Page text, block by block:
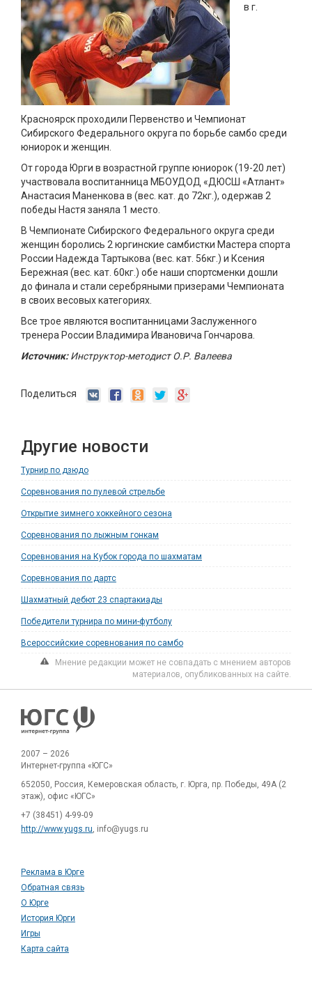
в г.
Красноярск проходили Первенство и Чемпионат
Сибирского Федерального округа по борьбе самбо среди
юниорок и женщин.
От города Юрги в возрастной группе юниорок (19-20 лет)
участвовала воспитанница МБОУДОД «ДЮСШ «Атлант»
Анастасия Маненкова в (вес. кат. до 72кг.), одержав 2
победы Настя заняла 1 место.
В Чемпионате Сибирского Федерального округа среди
женщин боролись 2 юргинские самбистки Мастера спорта
России Надежда Тартыкова (вес. кат. 56кг.) и Ксения
Бережная (вес. кат. 60кг.) обе наши спортсменки дошли
до финала и стали серебряными призерами Чемпионата
в своих весовых категориях.
Все трое являются воспитанницами Заслуженного
тренера России Владимира Ивановича Гончарова.
Источник:Инструктор-методист О.Р. Валеева
Поделиться
Другие новости
Турнир по дзюдо
Соревнования по пулевой стрельбе
Открытие зимнего хоккейного сезона
Соревнования по лыжным гонкам
Соревнования на Кубок города по шахматам
Соревнования по дартс
Шахматный дебют 23 спартакиады
Победители турнира по мини-футболу
Всероссийские соревнования по самбо
Мнение редакции может не совпадать с мнением авторов
материалов, опубликованных на сайте.
2007 – 2026
Интернет-группа «ЮГС»
652050, Россия, Кемеровская область, г. Юрга, пр. Победы, 49А (2
этаж), офис «ЮГС»
+7 (38451) 4-99-09
http://www.yugs.ru , info@yugs.ru
Реклама в Юрге
Обратная связь
О Юрге
История Юрги
Игры
Карта сайта